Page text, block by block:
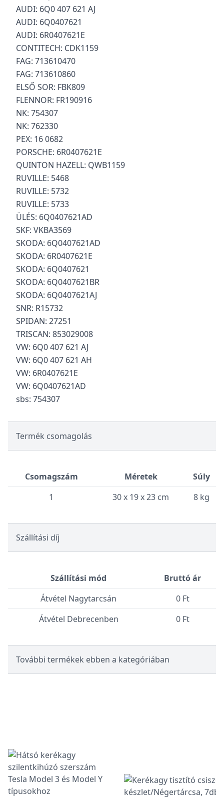
AUDI: 6Q0 407 621 AJ
AUDI: 6Q0407621
AUDI: 6R0407621E
CONTITECH: CDK1159
FAG: 713610470
FAG: 713610860
ELSŐ SOR: FBK809
FLENNOR: FR190916
NK: 754307
NK: 762330
PEX: 16 0682
PORSCHE: 6R0407621E
QUINTON HAZELL: QWB1159
RUVILLE: 5468
RUVILLE: 5732
RUVILLE: 5733
ÜLÉS: 6Q0407621AD
SKF: VKBA3569
SKODA: 6Q0407621AD
SKODA: 6R0407621E
SKODA: 6Q0407621
SKODA: 6Q0407621BR
SKODA: 6Q0407621AJ
SNR: R15732
SPIDAN: 27251
TRISCAN: 853029008
VW: 6Q0 407 621 AJ
VW: 6Q0 407 621 AH
VW: 6R0407621E
VW: 6Q0407621AD
sbs: 754307
Termék csomagolás
Csomagszám Méretek
Súly
1
30 x 19 x 23 cm 8 kg
Szállítási díj
Szállítási mód
Bruttó ár
Átvétel Nagytarcsán
0 Ft
Átvétel Debrecenben
0 Ft
További termékek ebben a kategóriában